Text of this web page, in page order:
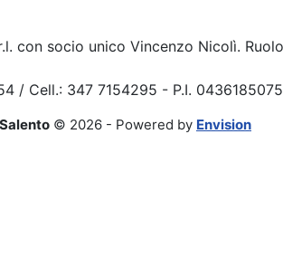
con socio unico Vincenzo Nicolì.
/ Cell.: 347 7154295 - P.I.
© 2026 - Powered by Envision